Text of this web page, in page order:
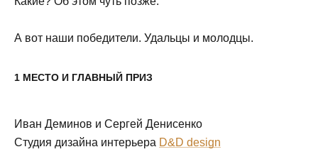
А вот наши победители. Удальцы и молодцы.
1 МЕСТО И ГЛАВНЫЙ ПРИЗ
Иван Деминов и Сергей Денисенко
Студия дизайна интерьера D&D design